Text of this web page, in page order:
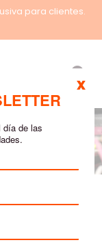
para clientes.
día de las
x